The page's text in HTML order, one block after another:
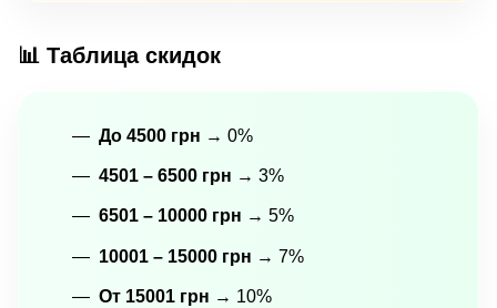
📊 Таблица скидок
До 4500 грн → 0%
4501 – 6500 грн → 3%
6501 – 10000 грн → 5%
10001 – 15000 грн → 7%
От 15001 грн → 10%